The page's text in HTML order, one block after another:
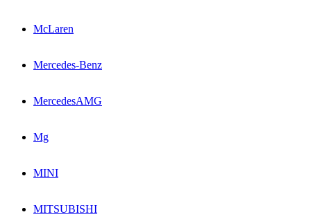
McLaren
Mercedes-Benz
MercedesAMG
Mg
MINI
MITSUBISHI